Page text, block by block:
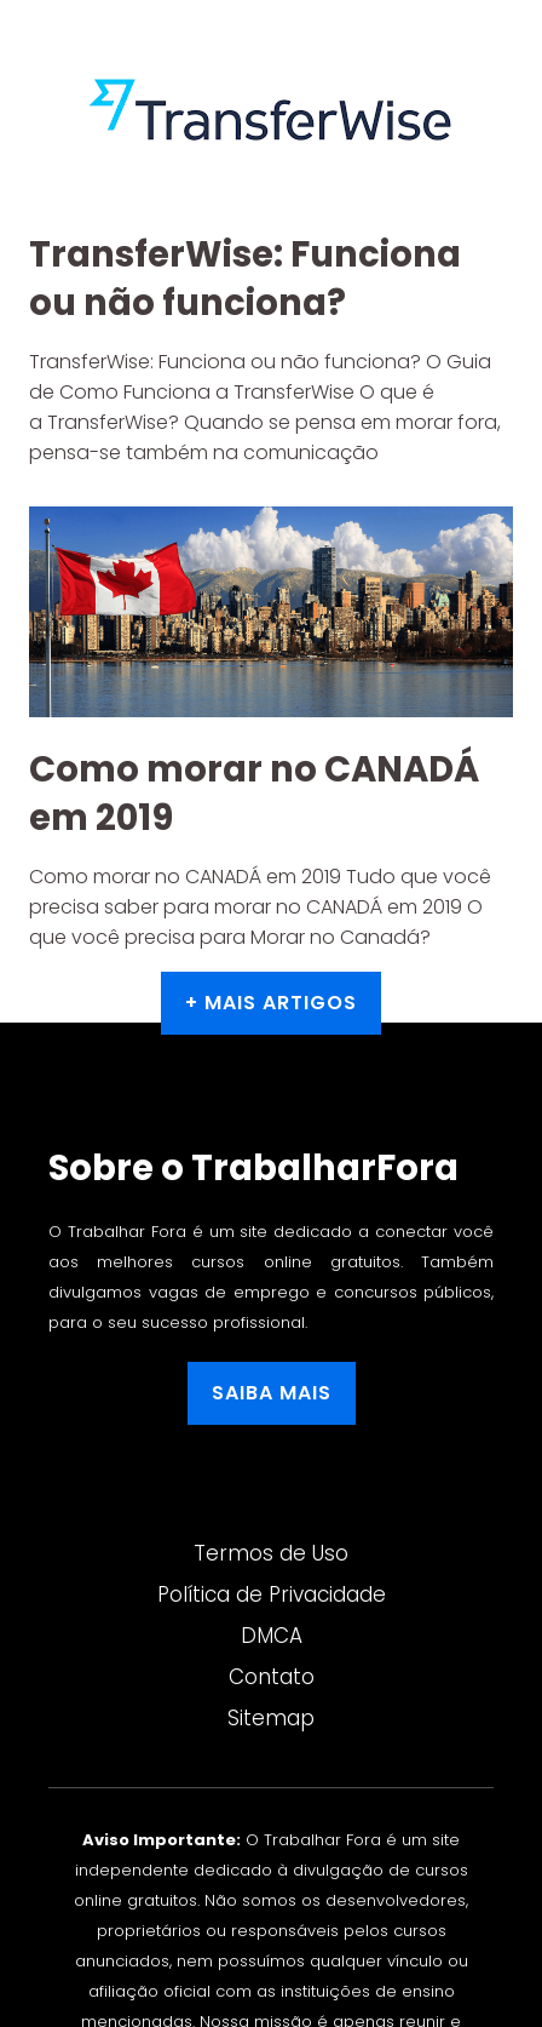
TransferWise: Funciona
ou não funciona?
TransferWise: Funciona ou não funciona? O Guia
de Como Funciona a TransferWise O que é
a TransferWise? Quando se pensa em morar fora,
pensa-se também na comunicação
Como morar no CANADÁ
em 2019
Como morar no CANADÁ em 2019 Tudo que você
precisa saber para morar no CANADÁ em 2019 O
que você precisa para Morar no Canadá?
+ MAIS ARTIGOS
Sobre o TrabalharFora
O Trabalhar Fora é um site dedicado a conectar você
aos melhores cursos online gratuitos. Também
divulgamos vagas de emprego e concursos públicos,
para o seu sucesso profissional.
SAIBA MAIS
Termos de Uso
Política de Privacidade
DMCA
Contato
Sitemap
Aviso Importante: O Trabalhar Fora é um site
independente dedicado à divulgação de cursos
online gratuitos. Não somos os desenvolvedores,
proprietários ou responsáveis pelos cursos
anunciados, nem possuímos qualquer vínculo ou
afiliação oficial com as instituições de ensino
mencionadas. Nossa missão é apenas reunir e